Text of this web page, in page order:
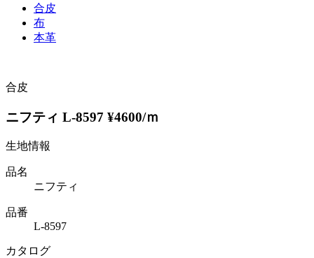
合皮
布
本革
合皮
ニフティ L-8597 ¥4600/ｍ
生地情報
品名
ニフティ
品番
L-8597
カタログ